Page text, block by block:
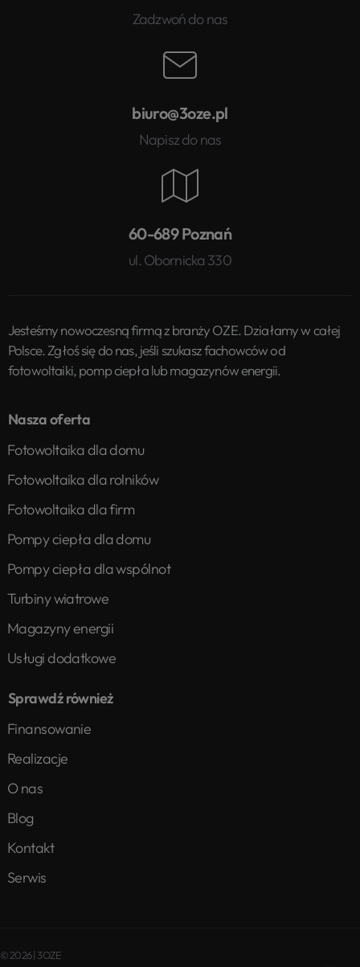
Zadzwoń do nas
biuro@3oze.pl
Napisz do nas
60-689 Poznań
ul. Obornicka 330
Jesteśmy nowoczesną firmą z branży OZE. Działamy w całej
Polsce. Zgłoś się do nas, jeśli szukasz fachowców od
fotowoltaiki, pomp ciepła lub magazynów energii.
Nasza oferta
Fotowoltaika dla domu
Fotowoltaika dla rolników
Fotowoltaika dla firm
Pompy ciepła dla domu
Pompy ciepła dla wspólnot
Turbiny wiatrowe
Magazyny energii
Usługi dodatkowe
Sprawdź również
Finansowanie
Realizacje
O nas
Blog
Kontakt
Serwis
© 2026 | 3OZE